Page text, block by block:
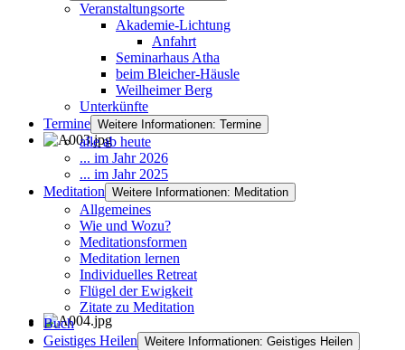
Veranstaltungsorte
Akademie-Lichtung
Anfahrt
Seminarhaus Atha
beim Bleicher-Häusle
Weilheimer Berg
Unterkünfte
Termine Weitere Informationen: Termine
alle ab heute
... im Jahr 2026
... im Jahr 2025
Meditation Weitere Informationen: Meditation
Allgemeines
Wie und Wozu?
Meditationsformen
Meditation lernen
Individuelles Retreat
Flügel der Ewigkeit
Zitate zu Meditation
Buch
Geistiges Heilen Weitere Informationen: Geistiges Heilen